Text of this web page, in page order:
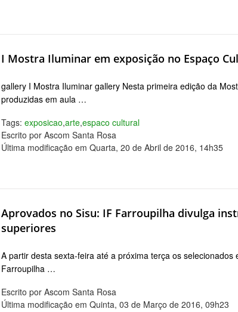
I Mostra Iluminar em exposição no Espaço
gallery I Mostra Iluminar gallery Nesta primeira edição da
produzidas em aula …
Tags:exposicao,arte,espaco cultural
Escrito por Ascom Santa Rosa
Última modificação em Quarta, 20 de Abril de 2016, 14h35
Aprovados no Sisu: IF Farroupilha divulga
superiores
A partir desta sexta-feira até a próxima terça os
Farroupilha …
Escrito por Ascom Santa Rosa
Última modificação em Quinta, 03 de Março de 2016, 09h23